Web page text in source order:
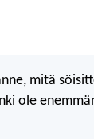
mitä
ole